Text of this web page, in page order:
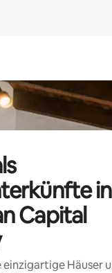
in
Capital
einzigartige Häuser